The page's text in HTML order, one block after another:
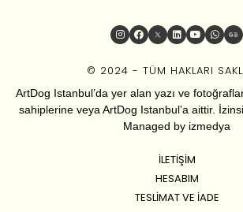
© 2024 - TÜM HAKLARI
ArtDog Istanbul’da yer alan yazı ve
sahiplerine veya ArtDog Istanbul’a aittir.
Managed by izmedya
İLETIŞIM
HESABIM
TESLIMAT VE İADE